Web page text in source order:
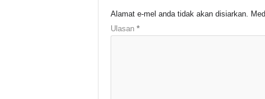
Alamat e-mel anda tidak akan disiarkan.
Ulasan *